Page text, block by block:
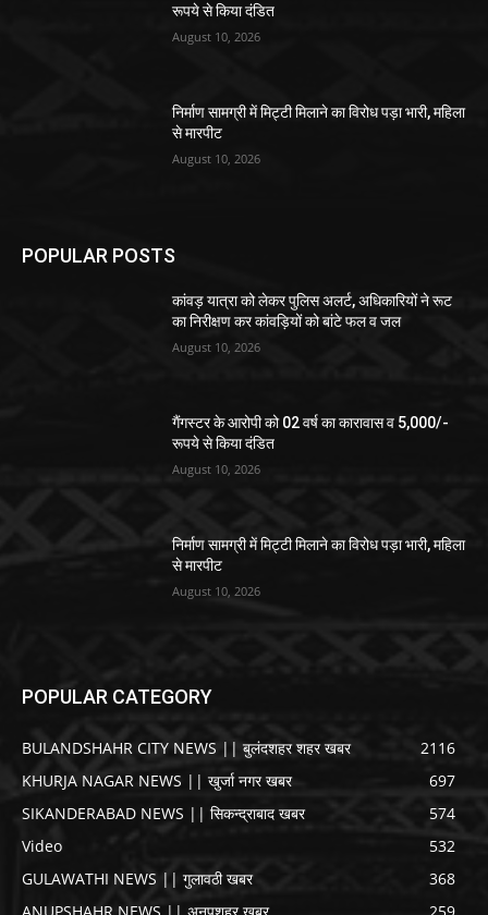
रूपये से किया दंडित
August 10, 2026
निर्माण सामग्री में मिट्टी मिलाने का विरोध पड़ा भारी, महिला
से मारपीट
August 10, 2026
POPULAR POSTS
कांवड़ यात्रा को लेकर पुलिस अलर्ट, अधिकारियों ने रूट
का निरीक्षण कर कांवड़ियों को बांटे फल व जल
August 10, 2026
गैंगस्टर के आरोपी को 02 वर्ष का कारावास व 5,000/-
रूपये से किया दंडित
August 10, 2026
निर्माण सामग्री में मिट्टी मिलाने का विरोध पड़ा भारी, महिला
से मारपीट
August 10, 2026
POPULAR CATEGORY
BULANDSHAHR CITY NEWS || बुलंदशहर शहर खबर
2116
KHURJA NAGAR NEWS || खुर्जा नगर खबर
697
SIKANDERABAD NEWS || सिकन्द्राबाद खबर
574
Video
532
GULAWATHI NEWS || गुलावठी खबर
368